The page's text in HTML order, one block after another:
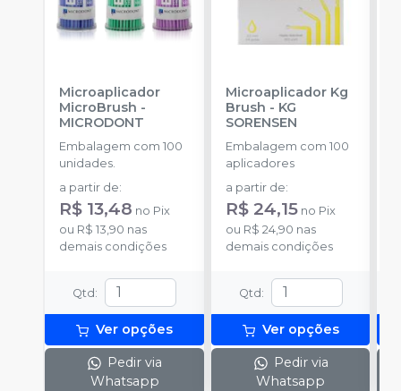
Microaplicador
MicroBrush -
MICRODONT
Embalagem com 100
unidades.
a partir de:
R$ 13,48 no Pix
ou R$ 13,90 nas
demais condições
Qtd :
Ver opções
Pedir via
Whatsapp
Microaplicador Kg
Brush - KG
SORENSEN
Embalagem com 100
aplicadores
a partir de:
R$ 24,15 no Pix
ou R$ 24,90 nas
demais condições
Qtd :
Ver opções
Pedir via
Whatsapp